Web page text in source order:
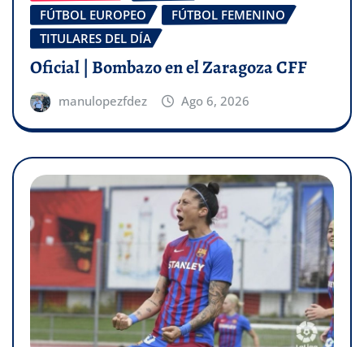
FÚTBOL EUROPEO
FÚTBOL FEMENINO
TITULARES DEL DÍA
Oficial | Bombazo en el Zaragoza CFF
manulopezfdez Ago 6, 2026